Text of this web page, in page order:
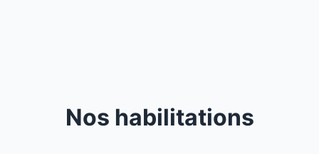
Nos habilitations